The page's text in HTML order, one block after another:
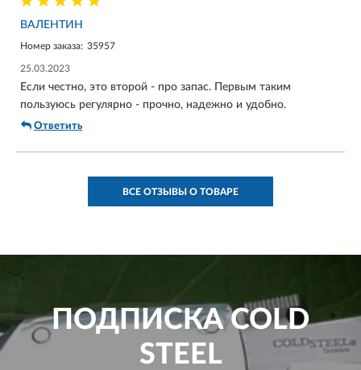
ВАЛЕНТИН
Номер заказа: 35957
25.03.2023
Если честно, это второй - про запас. Первым таким
пользуюсь регулярно - прочно, надежно и удобно.
Ответить
ВСЕ ОТЗЫВЫ О ТОВАРЕ
ПОДПИСКАCOLD
STEEL